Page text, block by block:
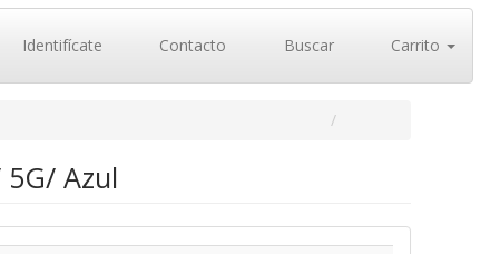
Identifícate Contacto Buscar Carrito
Azul